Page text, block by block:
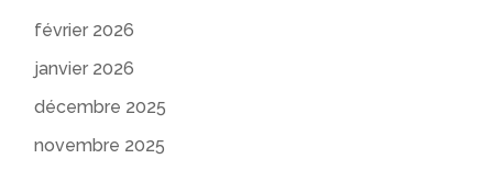
février 2026
janvier 2026
décembre 2025
novembre 2025